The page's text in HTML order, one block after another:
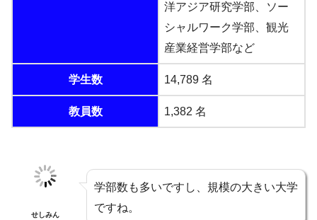
洋アジア研究学部、ソー
シャルワーク学部、観光
産業経営学部など
学生数 14,789 名
教員数 1,382 名
せしみん
学部数も多いですし、規模の大きい大学
ですね。